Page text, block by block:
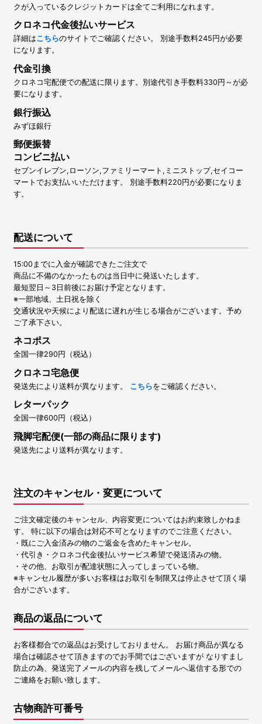
クが入っているクレジットカードは全てご利用になれます。
クロネコ代金後払いサービス
詳細はこちらのサイトでご確認ください。 別途手数料245円が必要
になります。
代金引換
クロネコ宅配便での配送に限ります。別途代引き手数料330円～が必
要になります。
銀行振込
みずほ銀行
郵便振替
コンビニ払い
セブンイレブン,ローソン,ファミリーマート,ミニストップ,セイコー
マートでお支払いいただけます。 別途手数料220円が必要になりま
す。
配送について
15:00までに入金が確認できたご注文で
商品に不備のなかったものは当日中に発送いたします。
最短翌日～3日前後にお届け予定となります。
※一部地域、土日祝を除く
交通状況や天候により配送に遅れが生じる場合がございます。予め
ご了承下さい。
ネコポス
全国一律290円（税込）
クロネコ宅急便
発送先により送料が異なります。 こちらをご確認ください。
レターパック
全国一律600円（税込）
飛脚宅配便(一部の商品に限ります)
発送先により送料が異なります。
注文のキャンセル・変更について
ご注文確定後のキャンセル、内容変更についてはお約束致しかねま
す。 特に以下の場合は対応不可となりますのでご注意ください。
・既にご入金済みの物のご返金を含めたキャンセル。
・代引き・クロネコ代金後払いサービス希望で発送済みの物。
・その他、お取引が配達状態に入ってしまっている物。
※キャンセル履歴が多いお客様はお取引を制限又は停止させて頂く場
合がございます。
商品の返品について
お客様都合での返品はお受けしておりません。 お届け商品が異なる
場合は確認させて頂きますのでお手間ではございますが なりすまし
防止の為、発送完了メールの内容を残してメールへ返信する形での
ご連絡をお願い致します。
古物商許可番号